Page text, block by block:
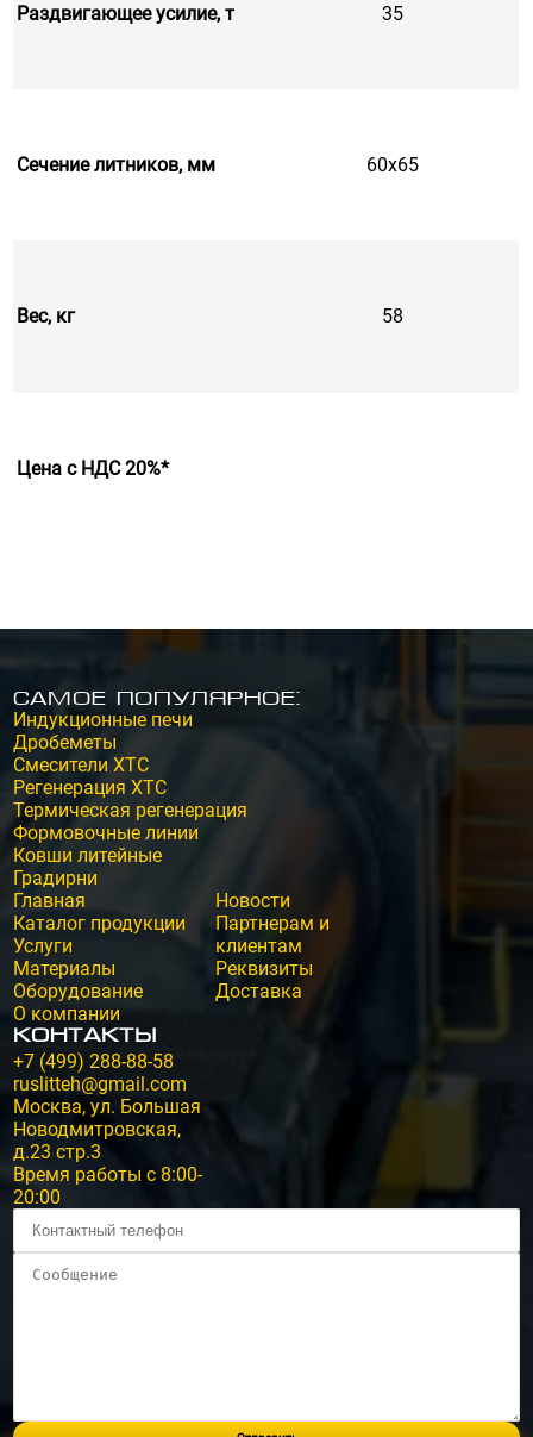
Раздвигающее усилие, т 35
Сечение литников, мм 60х65
Вес, кг 58
Цена с НДС 20%*
Самое популярное:
Индукционные печи
Дробеметы
Смесители ХТС
Регенерация ХТС
Термическая регенерация
Формовочные линии
Ковши литейные
Градирни
Главная
Каталог продукции
Услуги
Материалы
Оборудование
О компании
Новости
Партнерам и
клиентам
Реквизиты
Доставка
Контакты
+7 (499) 288-88-58
ruslitteh@gmail.com
Москва, ул. Большая
Новодмитровская,
д.23 стр.3
Время работы с 8:00-
20:00